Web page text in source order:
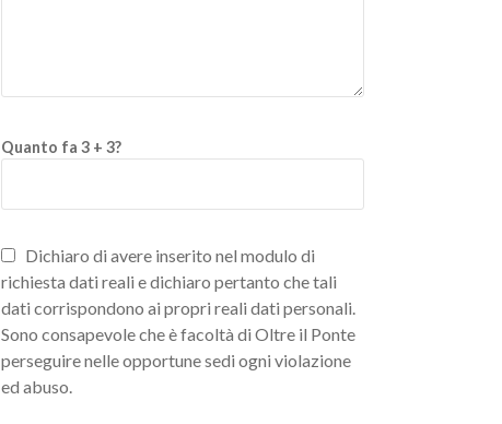
Quanto fa 3 + 3?
Dichiaro di avere inserito nel modulo di
richiesta dati reali e dichiaro pertanto che tali
dati corrispondono ai propri reali dati personali.
Sono consapevole che è facoltà di Oltre il Ponte
perseguire nelle opportune sedi ogni violazione
ed abuso.